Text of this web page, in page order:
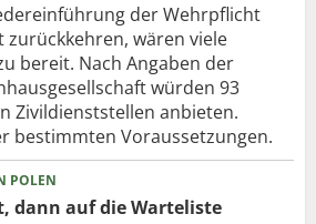
der Wehrpflicht
zurückkehren, wären viele
bereit. Nach Angaben der
würden 93
Zivildienststellen anbieten.
bestimmten Voraussetzungen.
POLEN
dann auf die Warteliste